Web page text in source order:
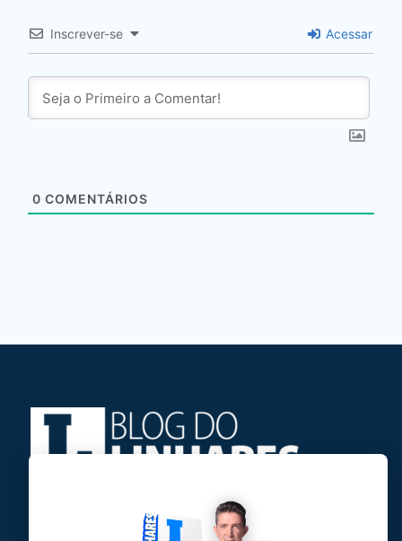
Inscrever-se Acessar
0 COMENTÁRIOS
Jose Linhares Jr é maranhense.